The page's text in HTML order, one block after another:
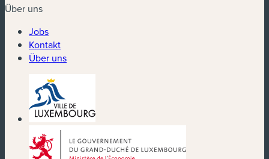
Über uns
Jobs
Kontakt
Über uns